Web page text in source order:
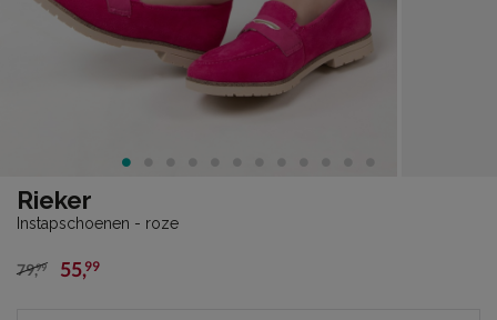
Rieker
Instapschoenen - roze
van € 79,99 voor € 55,99
79,99 55,99